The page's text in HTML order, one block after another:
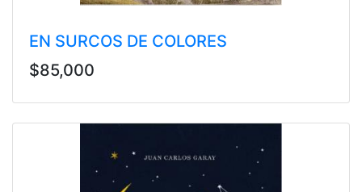
EN SURCOS DE COLORES
$85,000